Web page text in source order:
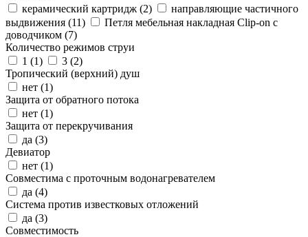
керамический картридж (2)
направляющие частичного
выдвижения (11)
Петля мебельная накладная Clip-on с
доводчиком (7)
Количество режимов струи
1 (1) 3 (2)
Тропический (верхний) душ
нет (1)
Защита от обратного потока
нет (1)
Защита от перекручивания
да (3)
Девиатор
нет (1)
Совместима с проточным водонагревателем
да (4)
Система против известковых отложений
да (3)
Совместимость